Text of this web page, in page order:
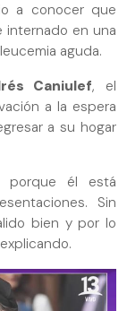
a conocer que
internado en una
aguda.
Caniulef, el
a la espera
a su hogar
porque él está
Sin
bien y por lo